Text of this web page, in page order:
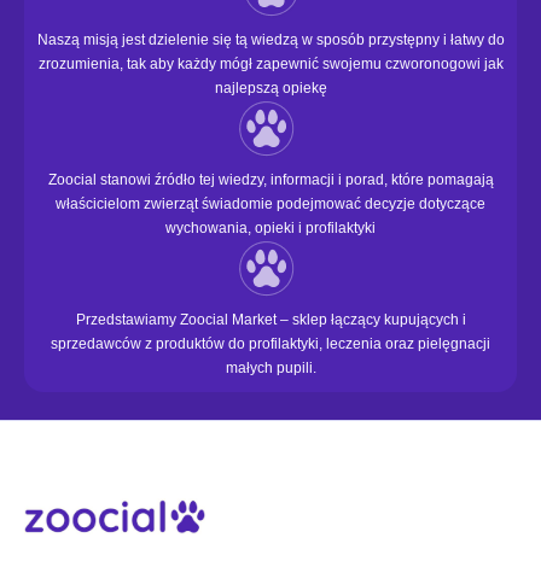
Naszą misją jest dzielenie się tą wiedzą w sposób przystępny i łatwy do
zrozumienia, tak aby każdy mógł zapewnić swojemu czworonogowi jak
najlepszą opiekę
Zoocial stanowi źródło tej wiedzy, informacji i porad, które pomagają
właścicielom zwierząt świadomie podejmować decyzje dotyczące
wychowania, opieki i profilaktyki
Przedstawiamy Zoocial Market – sklep łączący kupujących i
sprzedawców z produktów do profilaktyki, leczenia oraz pielęgnacji
małych pupili.